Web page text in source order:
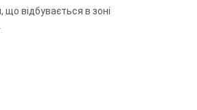
що відбувається в зоні